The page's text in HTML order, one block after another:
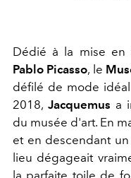
Dédié à la mise
Pablo Picasso, le
défilé de mode
2018, Jacquemus a
du musée d'art. En
et en descendant
lieu dégageait